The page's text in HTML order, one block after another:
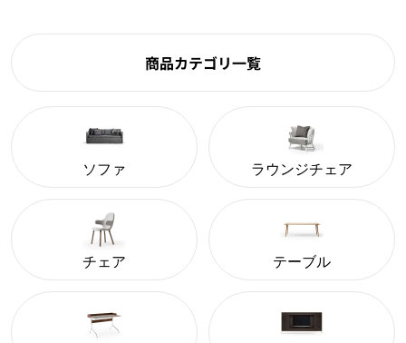
商品カテゴリ一覧
ソファ ラウンジチェア
チェア テーブル